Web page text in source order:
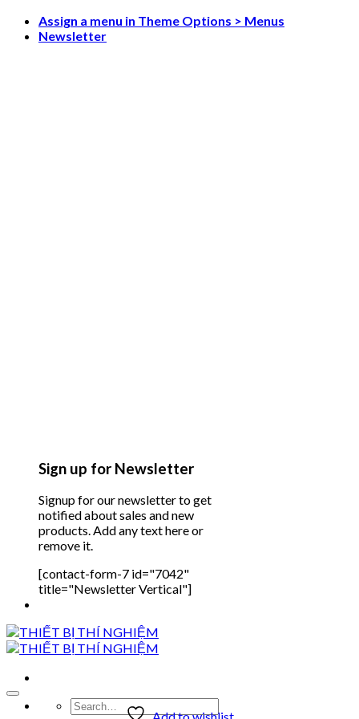
Skip
Assign a menu in Theme Options > Menus
Newsletter
Sign up for Newsletter
Signup for our newsletter to get
notified about sales and new
products. Add any text here or
remove it.
[contact-form-7 id="7042"
title="Newsletter Vertical"]
Search